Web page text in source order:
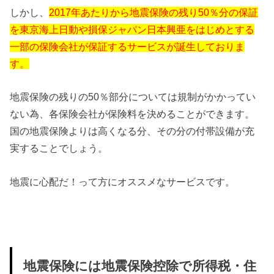
しかし、 2017年あたりから地震保険の残り50％分の保証
を東京海上日動や損保ジャパン日本興亜をはじめとする
一部の保険会社が保証するサービスが誕生しておりま
す。
地震保険の残りの50％部分については規制がかかってい
ない為、各保険会社が保険料を決めることができます。
国の地震保険よりは高くなる分、その分の付帯設備が充
実することでしょう。
地震に心配だ！って方にオススメなサービスです。
地震保険には地震保険控除で所得税・住